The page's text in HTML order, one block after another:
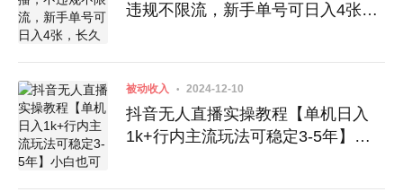
违规不限流，新手单号可日入4张，
被动收入 2024-12-10
抖音无人直播实操教程【单机日入
1k+行内主流玩法可稳定3-5年】小